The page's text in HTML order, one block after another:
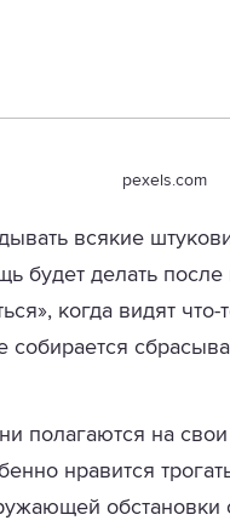
pexels.com
всякие
будет делать
когда видят
полагаются на
нравится